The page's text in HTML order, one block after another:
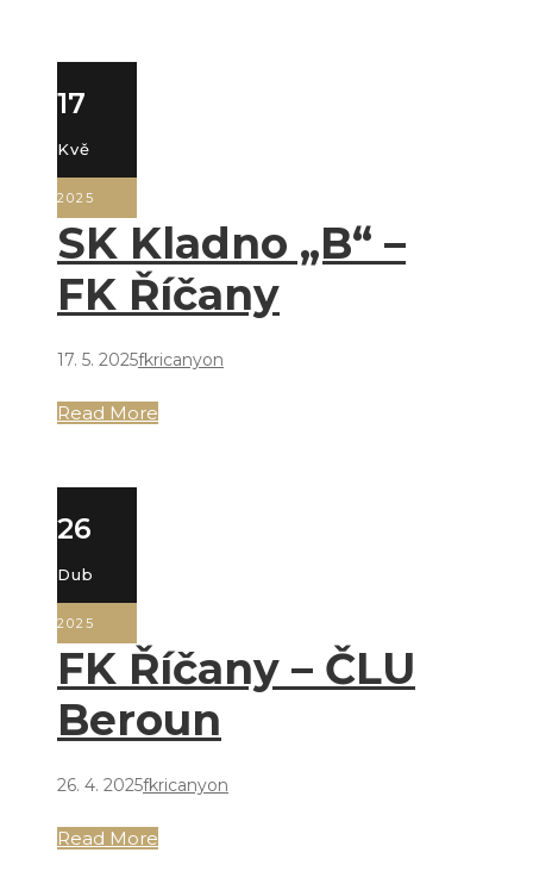
17
Kvě
2025
SK Kladno „B“ –
FK Říčany
17. 5. 2025fkricanyon
Read More
26
Dub
2025
FK Říčany – ČLU
Beroun
26. 4. 2025fkricanyon
Read More